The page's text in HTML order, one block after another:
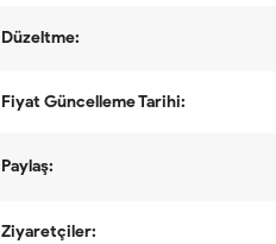
Düzeltme:
Fiyat Güncelleme Tarihi:
Paylaş:
Ziyaretçiler: